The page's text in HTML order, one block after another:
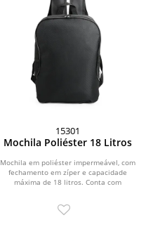
15301
Mochila Poliéster 18 Litros
Mochila em poliéster impermeável, com
fechamento em zíper e capacidade
máxima de 18 litros. Conta com